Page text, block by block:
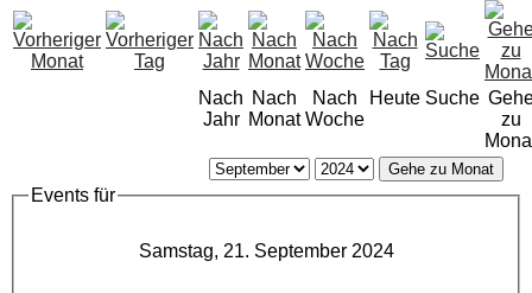
Nach
Jahr
Nach
Monat
Nach
Woche
Heute Suche
zu
Gehe zu Monat
Events für
Samstag, 21. September 2024